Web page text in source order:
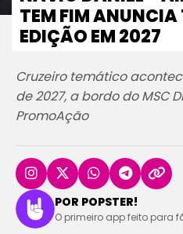
TEM FIM ANUNCIA
EDIÇÃO EM 2027
Cruzeiro temático
de 2027, a bordo do MSC
PromoAção
POR POPSTER!
O primeiro app feito para